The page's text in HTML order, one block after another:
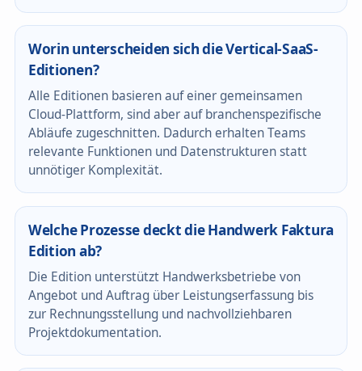
Worin unterscheiden sich die Vertical-SaaS-
Editionen?
Alle Editionen basieren auf einer gemeinsamen
Cloud-Plattform, sind aber auf branchenspezifische
Abläufe zugeschnitten. Dadurch erhalten Teams
relevante Funktionen und Datenstrukturen statt
unnötiger Komplexität.
Welche Prozesse deckt die Handwerk Faktura
Edition ab?
Die Edition unterstützt Handwerksbetriebe von
Angebot und Auftrag über Leistungserfassung bis
zur Rechnungsstellung und nachvollziehbaren
Projektdokumentation.